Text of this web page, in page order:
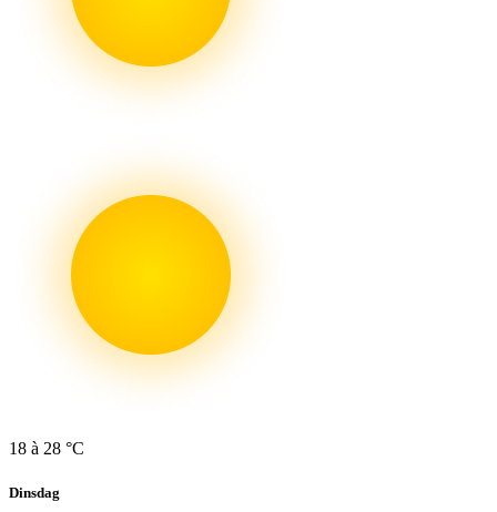
18 à 28 °C
Dinsdag